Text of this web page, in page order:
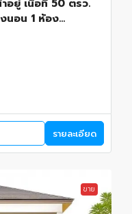
อยู่ เนื้อที่ 50 ตรว.
นอน 1 ห้อง
2 คัน
รายละเอียด
ขาย